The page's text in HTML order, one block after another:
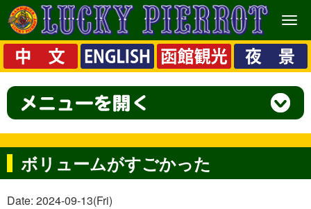
メ
ニ
ュ
ー
ボリュームがすごかった
Date: 2024-09-13(Fri)